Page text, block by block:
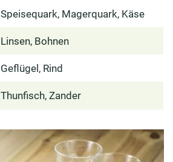
Speisequark, Magerquark, Käse
Linsen, Bohnen
Geflügel, Rind
Thunfisch, Zander